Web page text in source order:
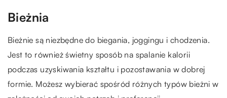
Bieżnia
Bieżnie są niezbędne do biegania, joggingu i chodzenia.
Jest to również świetny sposób na spalanie kalorii
podczas uzyskiwania kształtu i pozostawania w dobrej
formie. Możesz wybierać spośród różnych typów bieżni w